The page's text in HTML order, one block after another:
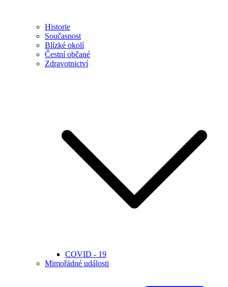
Historie
Současnost
Blízké okolí
Čestní občané
Zdravotnictví
COVID - 19
Mimořádné události